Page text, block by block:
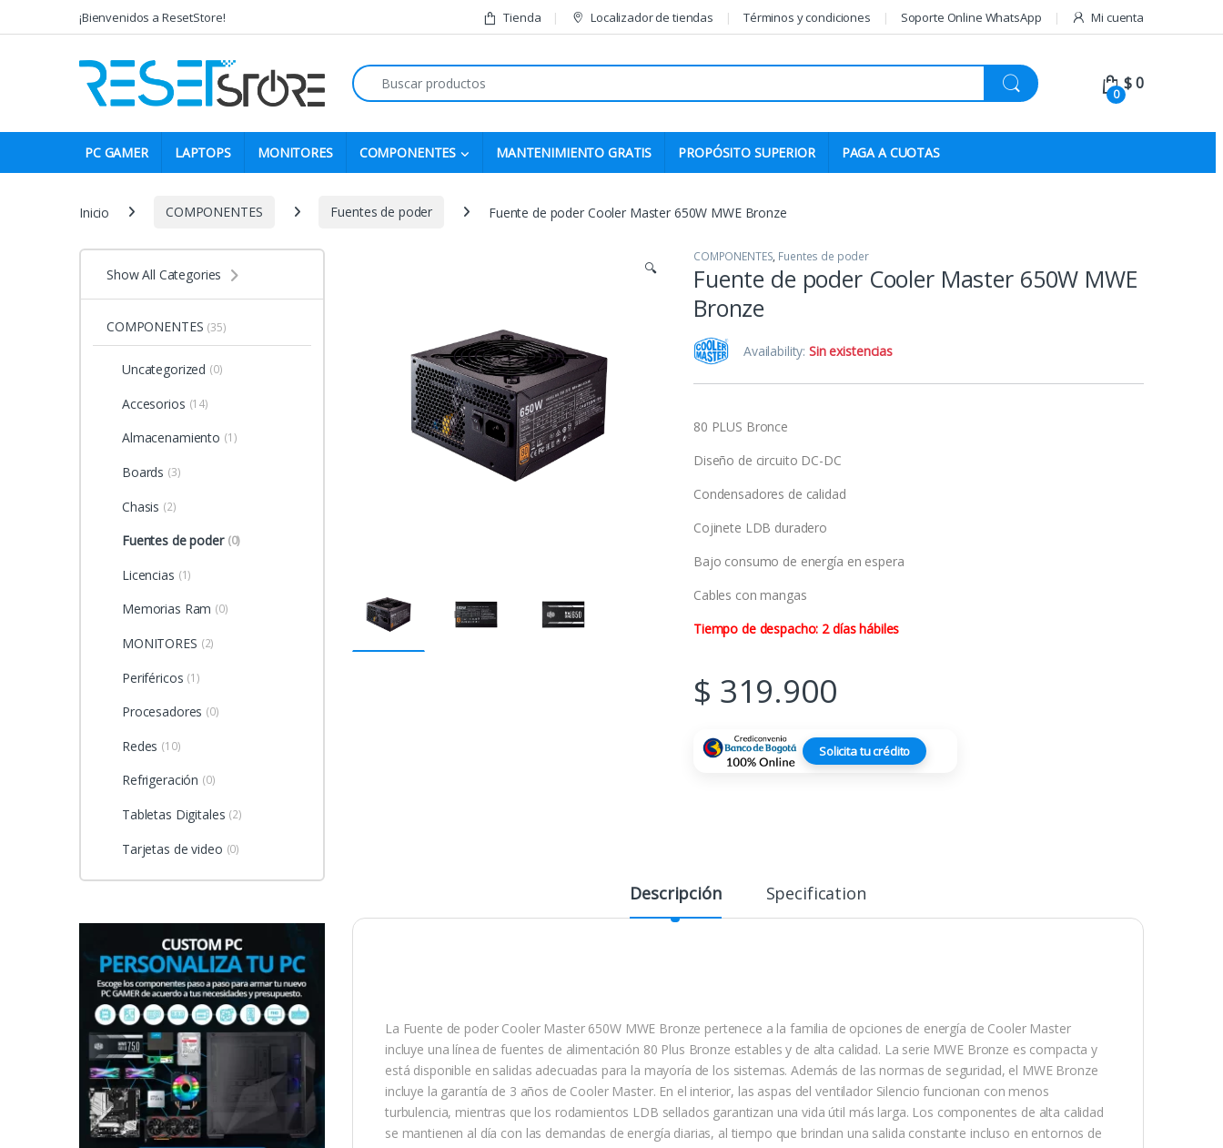
Skip to navigation
Skip to content¡Bienvenidos a ResetStore! Tienda Localizador de tiendas Términos y condiciones Soporte Online WhatsApp Mi cuenta
Search for:
0
$0
PC GAMER LAPTOPS MONITORES COMPONENTES MANTENIMIENTO GRATIS PROPÓSITO SUPERIOR PAGA A CUOTAS
Inicio COMPONENTES Fuentes de poder Fuente de poder Cooler Master 650W MWE Bronze
🔍
COMPONENTES, Fuentes de poder
Fuente de poder Cooler Master 650W MWE
Bronze
Availability:Sin existencias
80 PLUS Bronce
Diseño de circuito DC-DC
Condensadores de calidad
Cojinete LDB duradero
Bajo consumo de energía en espera
Cables con mangas
Tiempo de despacho: 2 días hábiles
$ 319.900
Solicita tu crédito
Descripción Specification
La Fuente de poder Cooler Master 650W MWE Bronze pertenece a la familia de opciones de energía de Cooler Master
incluye una línea de fuentes de alimentación 80 Plus Bronze estables y de alta calidad. La serie MWE Bronze es compacta y
está disponible en salidas adecuadas para la mayoría de los sistemas. Además de las normas de seguridad, el MWE Bronze
incluye la garantía de 3 años de Cooler Master. En el interior, las aspas del ventilador Silencio funcionan con menos
turbulencia, mientras que los rodamientos LDB sellados garantizan una vida útil más larga. Los componentes de alta calidad
se mantienen al día con las demandas de energía diarias, al tiempo que brindan una salida constante incluso en entornos de
Show All Categories
COMPONENTES (35)
Uncategorized (0)
Accesorios (14)
Almacenamiento (1)
Boards (3)
Chasis (2)
Fuentes de poder (0)
Licencias (1)
Memorias Ram (0)
MONITORES (2)
Periféricos (1)
Procesadores (0)
Redes (10)
Refrigeración (0)
Tabletas Digitales (2)
Tarjetas de video (0)